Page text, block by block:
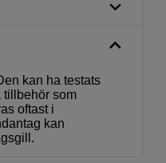
kan ha testats
tillbehör som
oftast i
kan